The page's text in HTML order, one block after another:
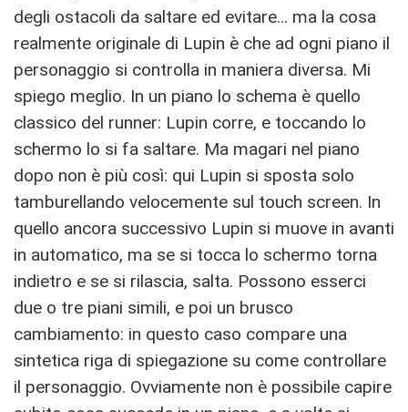
degli ostacoli da saltare ed evitare… ma la cosa
realmente originale di Lupin è che ad ogni piano il
personaggio si controlla in maniera diversa. Mi
spiego meglio. In un piano lo schema è quello
classico del runner: Lupin corre, e toccando lo
schermo lo si fa saltare. Ma magari nel piano
dopo non è più così: qui Lupin si sposta solo
tamburellando velocemente sul touch screen. In
quello ancora successivo Lupin si muove in avanti
in automatico, ma se si tocca lo schermo torna
indietro e se si rilascia, salta. Possono esserci
due o tre piani simili, e poi un brusco
cambiamento: in questo caso compare una
sintetica riga di spiegazione su come controllare
il personaggio. Ovviamente non è possibile capire